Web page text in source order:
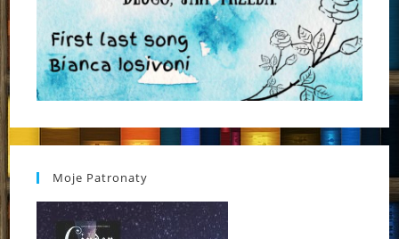
Moje Patronaty